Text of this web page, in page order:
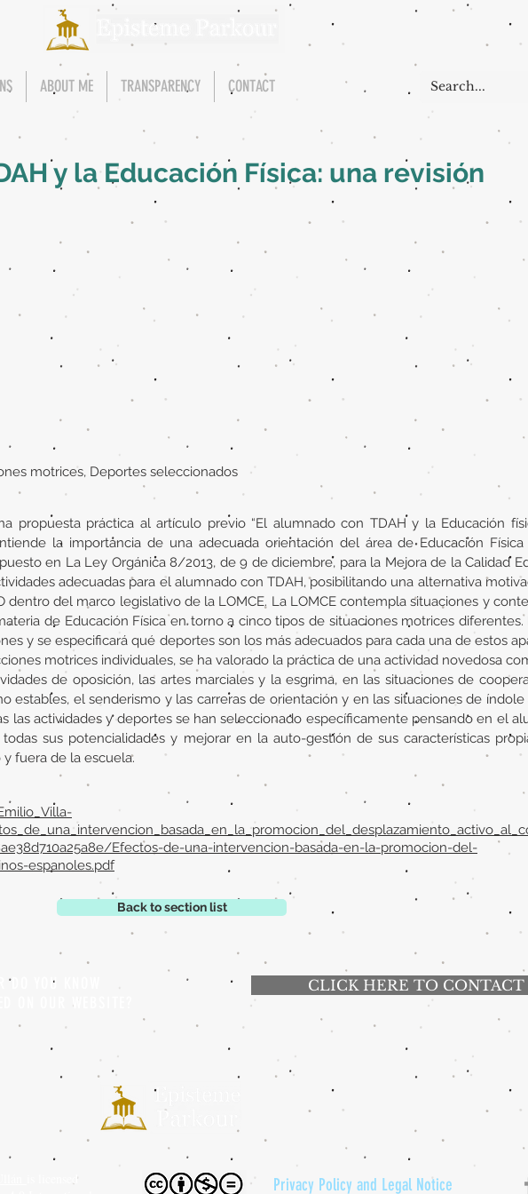
ABOUT ME TRANSPARENCY CONTACT
y la Educación Física: una revisión
motrices, Deportes seleccionados
propuesta práctica al artículo previo “El alumnado con TDAH y la Educación
la importancia de una adecuada orientación del área de Educación
en La Ley Orgánica 8/2013, de 9 de diciembre, para la Mejora de la Calidad
adecuadas para el alumnado con TDAH, posibilitando una alternativa
dentro del marco legislativo de la LOMCE. La LOMCE contempla situaciones y
de Educación Física en torno a cinco tipos de situaciones motrices diferentes.
y se especificará qué deportes son los más adecuados para cada una de estos
motrices individuales, se ha valorado la práctica de una actividad novedosa
de oposición, las artes marciales y la esgrima, en las situaciones de
estables, el senderismo y las carreras de orientación y en las situaciones de índole
las actividades y deportes se han seleccionado específicamente pensando en el
sus potencialidades y mejorar en la auto-gestión de sus características
fuera de la escuela.
Efectos-de-una-intervencion-basada-en-la-promocion-del-
espanoles.pdf
Back to section list
YOU KNOW
ON OUR WEBSITE?
CLICK HERE TO CONTACT
is licensed
Privacy Policy and Legal Notice